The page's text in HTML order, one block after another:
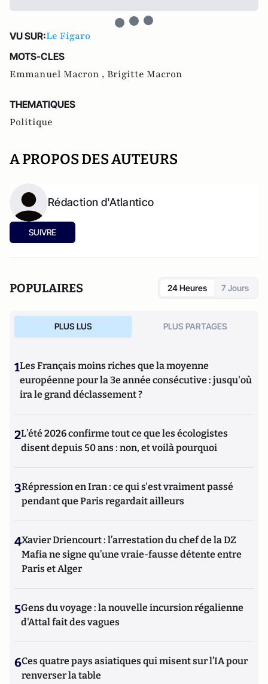
VU SUR:Le Figaro
MOTS-CLES
Emmanuel Macron , Brigitte Macron
THEMATIQUES
Politique
A PROPOS DES AUTEURS
Rédaction d'Atlantico
SUIVRE
POPULAIRES 24 Heures 7 Jours
PLUS LUS PLUS PARTAGES
1Les Français moins riches que la moyenne
européenne pour la 3e année consécutive : jusqu'où
ira le grand déclassement ?
2L’été 2026 confirme tout ce que les écologistes
disent depuis 50 ans : non, et voilà pourquoi
3Répression en Iran : ce qui s'est vraiment passé
pendant que Paris regardait ailleurs
4Xavier Driencourt : l’arrestation du chef de la DZ
Mafia ne signe qu’une vraie-fausse détente entre
Paris et Alger
5Gens du voyage : la nouvelle incursion régalienne
d'Attal fait des vagues
6Ces quatre pays asiatiques qui misent sur l’IA pour
renverser la table